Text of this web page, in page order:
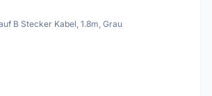
B Stecker Kabel, 1.8m, Grau